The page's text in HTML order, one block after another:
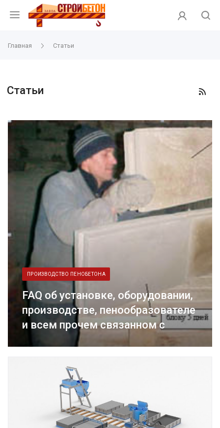
Главная Статьи
Статьи
ПРОИЗВОДСТВО ПЕНОБЕТОНА
FAQ об установке, оборудовании,
производстве, пенообразователе
и всем прочем связанном с
пенобетоном